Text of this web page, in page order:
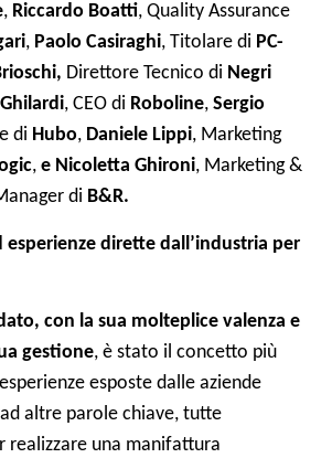
, Riccardo Boatti, Quality Assurance
, Paolo Casiraghi, Titolare di PC-
Direttore Tecnico di Negri
, CEO di Roboline, Sergio
di Hubo, Daniele Lippi, Marketing
, e Nicoletta Ghironi, Marketing &
di B&R.
esperienze dirette dall’industria per
con la sua molteplice valenza e
gestione, è stato il concetto più
esposte dalle aziende
altre parole chiave, tutte
realizzare una manifattura